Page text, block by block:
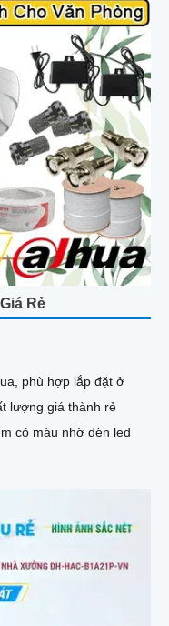
Rẻ
phù hợp lắp đặt ở
lượng giá thành rẻ
có màu nhờ đèn led